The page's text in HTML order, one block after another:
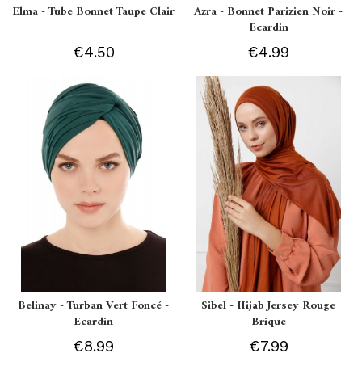
Elma - Tube Bonnet Taupe Clair
€4.50
Azra - Bonnet Parizien Noir -
Ecardin
€4.99
Belinay - Turban Vert Foncé -
Ecardin
€8.99
Sibel - Hijab Jersey Rouge
Brique
€7.99